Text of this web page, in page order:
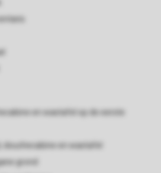
en wastafel op de eerste
douchecabine en wastafel
grond